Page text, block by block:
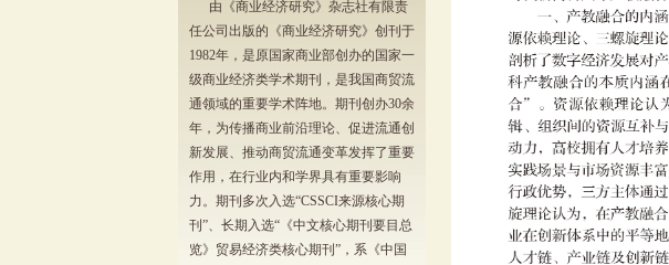
由《商业经济研究》杂志社有限责
任公司出版的《商业经济研究》创刊于
1982年，是原国家商业部创办的国家一
级商业经济类学术期刊，是我国商贸流
通领域的重要学术阵地。期刊创办30余
年，为传播商业前沿理论、促进流通创
新发展、推动商贸流通变革发挥了重要
作用，在行业内和学界具有重要影响
力。期刊多次入选“CSSCI来源核心期
刊”、长期入选“《中文核心期刊要目总
览》贸易经济类核心期刊”，系《中国